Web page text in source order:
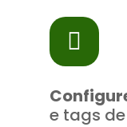
e tags